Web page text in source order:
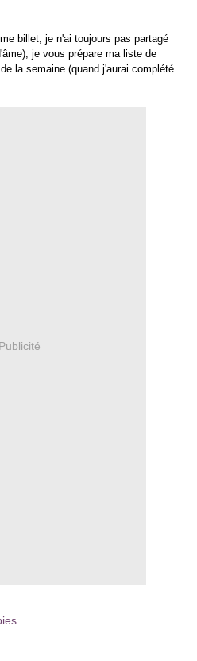
billet, je n'ai toujours pas partagé
je vous prépare ma liste de
la semaine (quand j'aurai complété
Publicité